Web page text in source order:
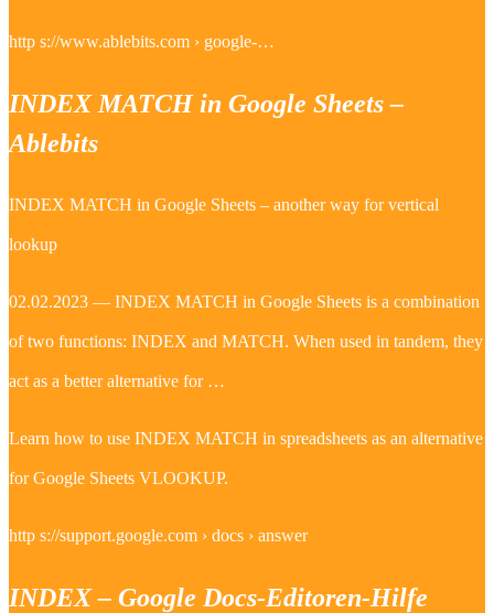
http s://www.ablebits.com › google-…
INDEX MATCH in Google Sheets –
Ablebits
INDEX MATCH in Google Sheets – another way for vertical
lookup
02.02.2023 — INDEX MATCH in Google Sheets is a combination
of two functions: INDEX and MATCH. When used in tandem, they
act as a better alternative for …
Learn how to use INDEX MATCH in spreadsheets as an alternative
for Google Sheets VLOOKUP.
http s://support.google.com › docs › answer
INDEX – Google Docs-Editoren-Hilfe